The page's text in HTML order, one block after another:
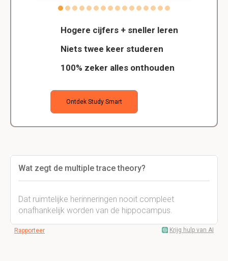
Hogere cijfers + sneller leren
Niets twee keer studeren
100% zeker alles onthouden
Ontdek Study Smart
Wat zegt de multiple trace theory?
Dat ruimtelijke herinneringen nooit compleet
onafhankelijk worden van de hippocampus.
Rapporteer Krijg hulp van AI